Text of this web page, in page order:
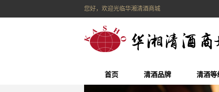
您好，欢迎光临华湘清酒商城
首页 清酒品牌 清酒等